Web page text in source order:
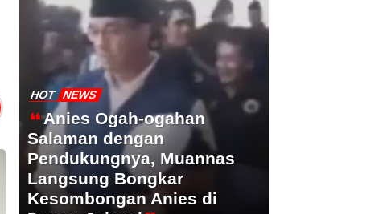
HOT NEWS
Anies Ogah-ogahan
Salaman dengan
Pendukungnya, Muannas
Langsung Bongkar
Kesombongan Anies di